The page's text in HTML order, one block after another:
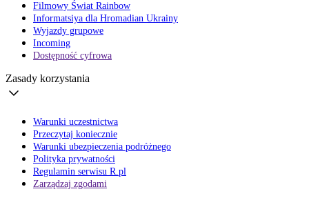
Filmowy Świat Rainbow
Informatsiya dla Hromadian Ukrainy
Wyjazdy grupowe
Incoming
Dostępność cyfrowa
Zasady korzystania
Warunki uczestnictwa
Przeczytaj koniecznie
Warunki ubezpieczenia podróżnego
Polityka prywatności
Regulamin serwisu R.pl
Zarządzaj zgodami